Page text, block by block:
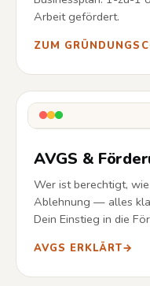
Arbeit gefördert.
ZUM
AVGS &
Wer ist berechtigt,
Ablehnung — alles
Dein Einstieg in die
AVGS ERKLÄRT→